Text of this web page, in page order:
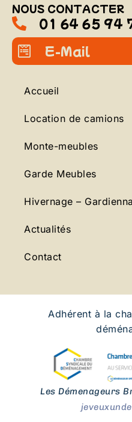
NOUS CONTACTER
01 64 65 94
E-Mail
Accueil
Location de camions
Monte-meubles
Garde Meubles
Hivernage –
Actualités
Contact
Adhérent à la
Les Démenageurs